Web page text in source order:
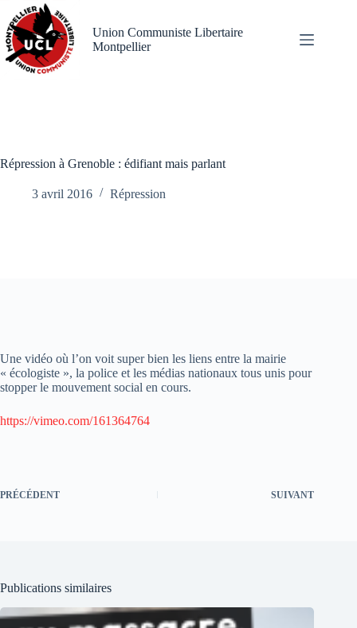
Passer
au
contenu
Union Communiste Libertaire
Montpellier
Répression à Grenoble : édifiant mais parlant
3 avril 2016 Répression
Une vidéo où l’on voit super bien les liens entre la mairie
« écologiste », la police et les médias nationaux tous unis pour
stopper le mouvement social en cours.
https://vimeo.com/161364764
PRÉCÉDENT SUIVANT
Publications similaires